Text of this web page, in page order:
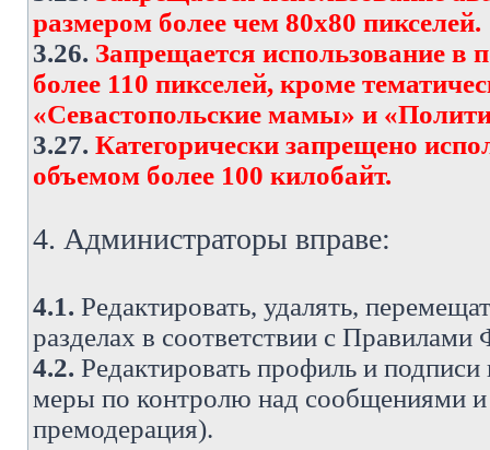
размером более чем 80х80 пикселей.
3.26. Запрещается использование в
более 110 пикселей, кроме
«Севастопольские мамы» и
3.27. Категорически запрещено
объемом более 100 килобайт.
4. Администраторы вправе:
4.1. Редактировать, удалять,
разделах в соответствии с
4.2. Редактировать профиль и
меры по контролю над сообщениями
премодерация).